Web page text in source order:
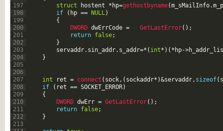
197
198
199
200
201
202
203
204
205
206
207
208
209
210
211
212
213
struct
hostent * hp=gethostbyname(m_sMailInfo.
if
( hp == NULL )
{
DWORD dwErrCode = GetLastError( ) ;
return false;
}
servaddr. sin_addr. s_addr=* ( int* ) ( * hp->
}
int ret = connect ( sock , ( sockaddr* )&servaddr , sizeof(
if
( ret == SOCKET_ERROR)
{
DWORD dwErr = GetLastError( ) ;
return false;
}